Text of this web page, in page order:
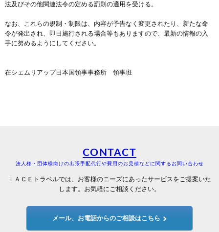
法及びその他関連法令の定める罰則の適用を受ける。
なお、これらの規制・制限は、内容が予告なく変更されたり、新たな命
令が発出され、即日施行される場合等もありますので、最新の情報の入
手に努めるようにしてください。
在シェムリアップ日本国領事事務所 領事班
CONTACT
法人様・団体様向けの出張手配代行や費用のお見積などに関するお問い合わせ
ＩＡＣＥトラベルでは、お客様のニーズにあったサービスをご提案いた
します。お気軽にご相談ください。
メール、お電話からのご相談はこちら